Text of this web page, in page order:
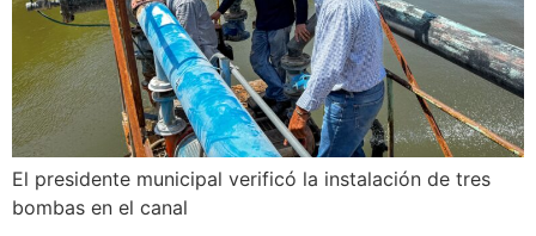
El presidente municipal verificó la instalación de tres
bombas en el canal